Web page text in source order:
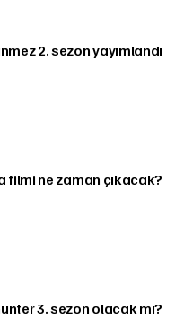
2. sezon yayımlandı
filmi ne zaman çıkacak?
3. sezon olacak mı?